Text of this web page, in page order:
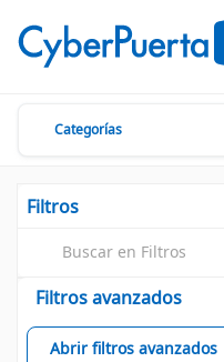
Categorías
Filtros
Filtros avanzados
Abrir filtros avanzados